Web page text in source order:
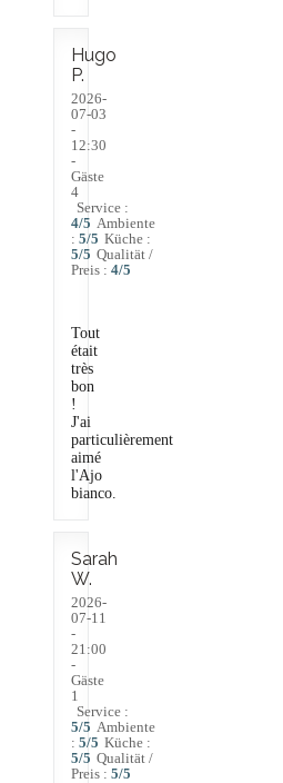
Hugo
P
2026-
07-03
-
12:30
-
Gäste
4
Service :
4/5 Ambiente
: 5/5 Küche :
5/5 Qualität /
Preis : 4/5
Tout
était
très
bon
!
J'ai
particulièrement
aimé
l'Ajo
bianco.
Sarah
W
2026-
07-11
-
21:00
-
Gäste
1
Service :
5/5 Ambiente
: 5/5 Küche :
5/5 Qualität /
Preis : 5/5